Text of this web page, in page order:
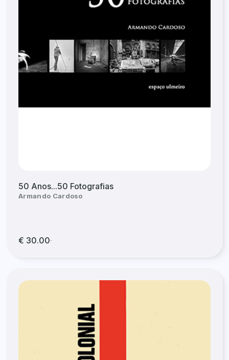
50 Anos...50 Fotografias
Armando Cardoso
€ 30.00